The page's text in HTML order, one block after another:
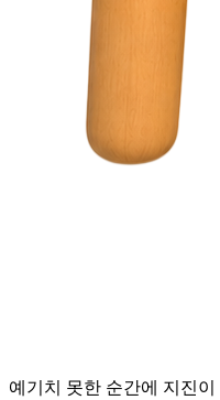
예기치 못한 순간에 지진